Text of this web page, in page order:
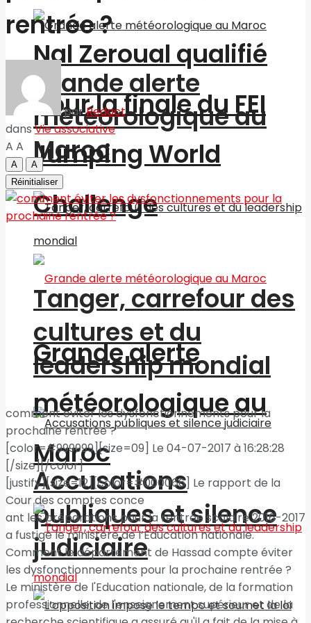
Grande alerte
météorologique au
Maroc
Tanger, carrefour des
cultures et du
leadership mondial
Accusations
publiques et silence
judiciaire
Nal Zeroual qualifié
pour la finale du FEI
Jumping World
Challenge
Grande alerte
météorologique au
Maroc
rentrée ?
parRedact
dans Vie associative
A A
A
A
Réinitialiser
comment éviter les dysfonctionnements pour la
prochaine rentrée ?
[color=#999999][size=09] Le 04-07-2017 à 16:28:28
[/size][/color]
[justify][size=12][color=#000066] Le rapport de la
Cour des comptes conce
ant les préparations pour la rentrée scolaire 2016-2017
a fustigé le ministère de l’Education nationale.
Comment le département de Hassad compte éviter
les dysfonctionnements pour la prochaine rentrée ?
Le ministère de l'Education nationale, de la formation
professionnelle, de l'enseignement supérieur et de la